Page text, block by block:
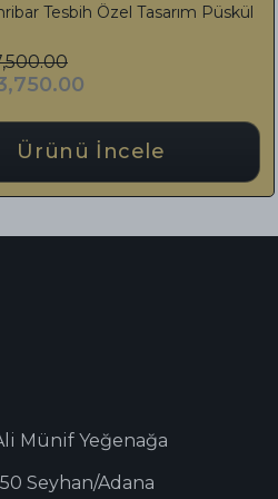
Tasarım Püskül
İncele
Münif Yeğenağa
Seyhan/Adana